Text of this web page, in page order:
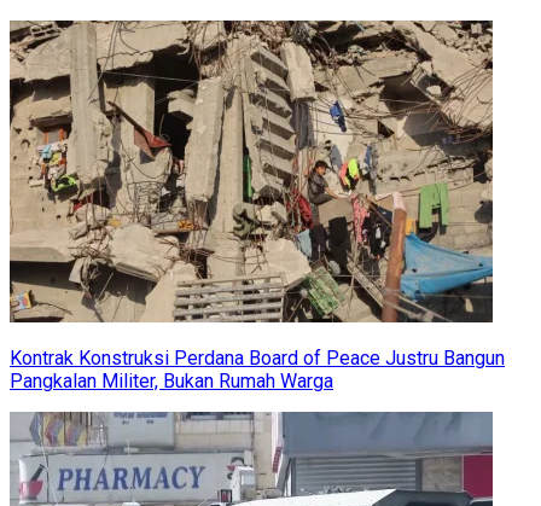
Kontrak Konstruksi Perdana Board of Peace Justru Bangun
Pangkalan Militer, Bukan Rumah Warga